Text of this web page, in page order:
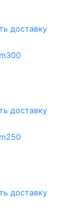
доставку
доставку
доставку